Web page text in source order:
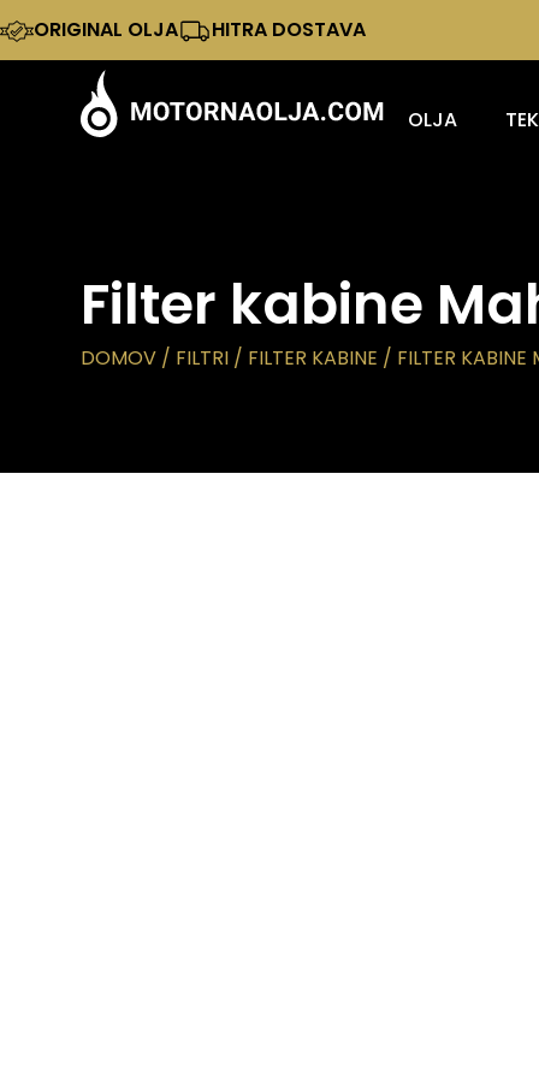
ORIGINAL OLJA HITRA DOSTAVA
OLJA
Filter kabine
DOMOV / FILTRI / FILTER KABINE / FILTER KABINE